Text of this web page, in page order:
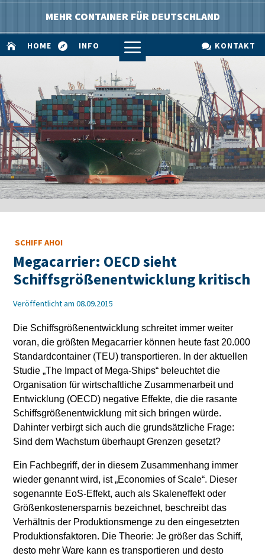
MEHR CONTAINER FÜR DEUTSCHLAND
 HOME  INFO a  KONTAKT
SCHIFF AHOI
Megacarrier: OECD sieht
Schiffsgrößenentwicklung kritisch
Veröffentlicht am 08.09.2015
Die Schiffsgrößenentwicklung schreitet immer weiter
voran, die größten Megacarrier können heute fast 20.000
Standardcontainer (TEU) transportieren. In der aktuellen
Studie „The Impact of Mega-Ships“ beleuchtet die
Organisation für wirtschaftliche Zusammenarbeit und
Entwicklung (OECD) negative Effekte, die die rasante
Schiffsgrößenentwicklung mit sich bringen würde.
Dahinter verbirgt sich auch die grundsätzliche Frage:
Sind dem Wachstum überhaupt Grenzen gesetzt?
Ein Fachbegriff, der in diesem Zusammenhang immer
wieder genannt wird, ist „Economies of Scale“. Dieser
sogenannte EoS-Effekt, auch als Skaleneffekt oder
Größenkostenersparnis bezeichnet, beschreibt das
Verhältnis der Produktionsmenge zu den eingesetzten
Produktionsfaktoren. Die Theorie: Je größer das Schiff,
desto mehr Ware kann es transportieren und desto